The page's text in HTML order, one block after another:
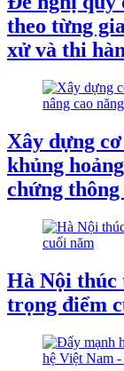
theo từng
xử và thi
Xây dựng
khủng
chứng
Hà Nội thúc
trọng điểm